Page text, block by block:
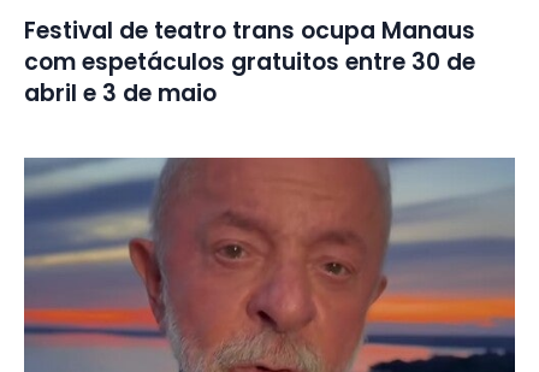
Festival de teatro trans ocupa Manaus
com espetáculos gratuitos entre 30 de
abril e 3 de maio